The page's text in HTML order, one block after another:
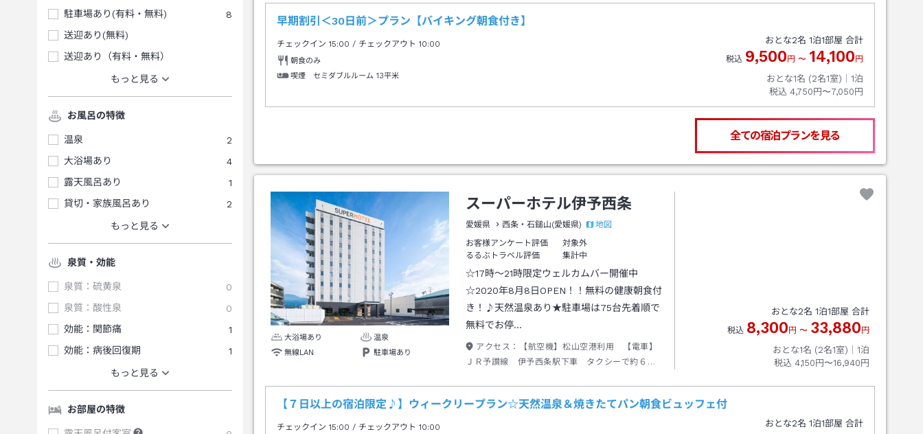
駐車場あり(有料・無料)
8
送迎あり(無料)
送迎あり（有料・無料）
もっと見る
お風呂の特徴
温泉
2
大浴場あり
4
露天風呂あり
1
貸切・家族風呂あり
2
もっと見る
泉質・効能
泉質：硫黄泉
0
泉質：酸性泉
0
効能：関節痛
1
効能：病後回復期
1
もっと見る
お部屋の特徴
早期割引＜30日前＞プラン【バイキング朝食付き】
チェックイン15:00 / チェックアウト 10:00
朝食のみ
喫煙 セミダブルルーム 13平米
おとな2名 1泊1部屋 合計
税込 9,500 円 〜 14,100 円
おとな1名 (2名1室)｜ 1泊
税込 4,750円〜7,050円
全ての宿泊プランを見る
大浴場あり
温泉
無線LAN
駐車場あり
スーパーホテル伊予西条
愛媛県 西条・石鎚山(愛媛県)
地図
お客様アンケート評価
対象外
るるぶトラベル評価
集計中
☆17時～21時限定ウェルカムバー開催中
☆2020年8月8日OPEN！！無料の健康朝食付
き！♪天然温泉あり★駐車場は75台先着順で
無料でお停…
アクセス：
【航空機】松山空港利用 【電車】
ＪＲ予讃線 伊予西条駅下車 タクシーで約６分
おとな2名 1泊1部屋 合計
税込 8,300 円 〜 33,880 円
おとな1名 (2名1室)｜ 1泊
税込 4,150円〜16,940円
【７日以上の宿泊限定♪】ウィークリープラン☆天然温泉＆焼きたてパン朝食ビュッフェ付
チェックイン15:00 / チェックアウト 10:00 おとな2名 1泊1部屋 合計